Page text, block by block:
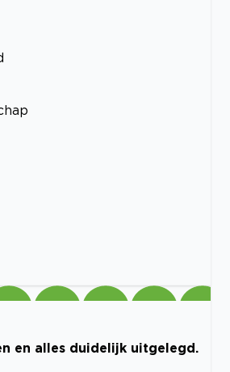
en alles duidelijk uitgelegd.